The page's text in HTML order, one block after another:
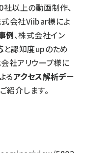
以上の動画制作、
式会社Viibar様によ
例、株式会社イン
と認知度upのため
会社アリウープ様に
るアクセス解析デー
紹介します。